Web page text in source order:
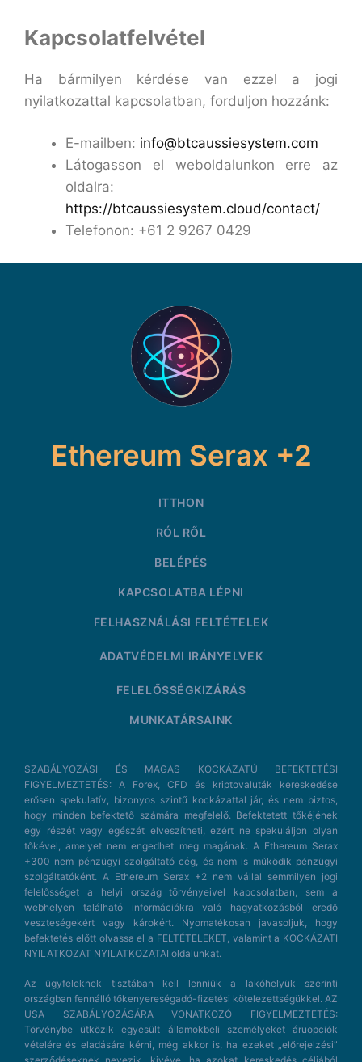
Kapcsolatfelvétel
Ha bármilyen kérdése van ezzel a jogi
nyilatkozattal kapcsolatban, forduljon hozzánk:
E-mailben: info@btcaussiesystem.com
Látogasson el weboldalunkon erre az
oldalra:
https://btcaussiesystem.cloud/contact/
Telefonon: +61 2 9267 0429
Ethereum Serax +2
ITTHON
RÓL RŐL
BELÉPÉS
KAPCSOLATBA LÉPNI
FELHASZNÁLÁSI FELTÉTELEK
ADATVÉDELMI IRÁNYELVEK
FELELŐSSÉGKIZÁRÁS
MUNKATÁRSAINK
SZABÁLYOZÁSI ÉS MAGAS KOCKÁZATÚ BEFEKTETÉSI
FIGYELMEZTETÉS: A Forex, CFD és kriptovaluták kereskedése
erősen spekulatív, bizonyos szintű kockázattal jár, és nem biztos,
hogy minden befektető számára megfelelő. Befektetett tőkéjének
egy részét vagy egészét elveszítheti, ezért ne spekuláljon olyan
tőkével, amelyet nem engedhet meg magának. A Ethereum Serax
+300 nem pénzügyi szolgáltató cég, és nem is működik pénzügyi
szolgáltatóként. A Ethereum Serax +2 nem vállal semmilyen jogi
felelősséget a helyi ország törvényeivel kapcsolatban, sem a
webhelyen található információkra való hagyatkozásból eredő
veszteségekért vagy károkért. Nyomatékosan javasoljuk, hogy
befektetés előtt olvassa el a FELTÉTELEKET, valamint a KOCKÁZATI
NYILATKOZAT NYILATKOZATAI oldalunkat.
Az ügyfeleknek tisztában kell lenniük a lakóhelyük szerinti
országban fennálló tőkenyereségadó-fizetési kötelezettségükkel. AZ
USA SZABÁLYOZÁSÁRA VONATKOZÓ FIGYELMEZTETÉS:
Törvénybe ütközik egyesült államokbeli személyeket áruopciók
vételére és eladására kérni, még akkor is, ha ezeket „előrejelzési”
szerződéseknek nevezik, kivéve, ha azokat kereskedés céljából